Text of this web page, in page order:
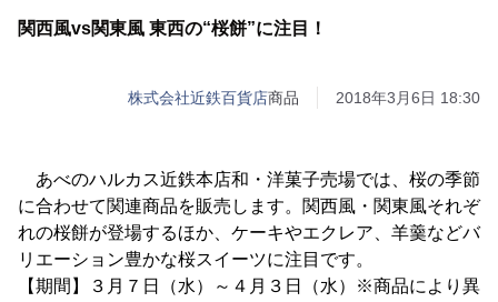
関西風vs関東風 東西の“桜餅”に注目！
株式会社近鉄百貨店商品 2018年3月6日 18:30
あべのハルカス近鉄本店和・洋菓子売場では、桜の季節
に合わせて関連商品を販売します。関西風・関東風それぞ
れの桜餅が登場するほか、ケーキやエクレア、羊羹などバ
リエーション豊かな桜スイーツに注目です。
【期間】３月７日（水）～４月３日（水）※商品により異